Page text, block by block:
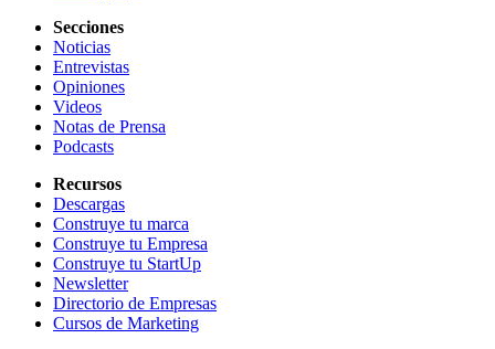
Secciones
Noticias
Entrevistas
Opiniones
Videos
Notas de Prensa
Podcasts
Recursos
Descargas
Construye tu marca
Construye tu Empresa
Construye tu StartUp
Newsletter
Directorio de Empresas
Cursos de Marketing